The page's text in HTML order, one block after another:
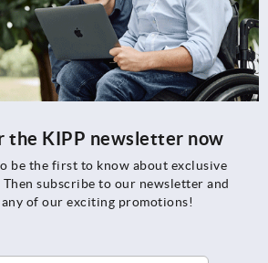
the KIPP newsletter now
be the first to know about exclusive
Then subscribe to our newsletter and
any of our exciting promotions!